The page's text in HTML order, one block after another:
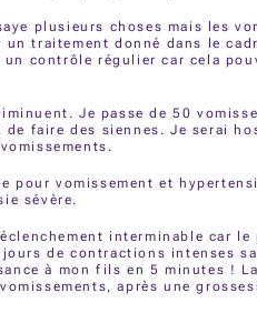
plusieurs choses mais les
un traitement donné dans le
un contrôle régulier car cela
Je passe de 50
de faire des siennes. Je serai
pour vomissement et
sévère.
interminable car le
de contractions intenses
à mon fils en 5 minutes !
après une